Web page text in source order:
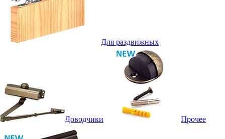
Для раздвижных
Доводчики Прочее